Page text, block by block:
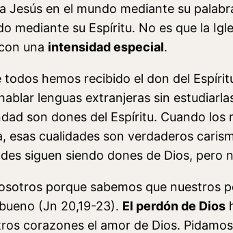
en el mundo mediante su
mediante su Espíritu. No es que la
una intensidad especial.
todos hemos recibido el don del
lenguas extranjeras sin
son dones del Espíritu. Cuando
cualidades son verdaderos
siguen siendo dones de Dios, pero
porque sabemos que nuestros
(Jn 20,19-23). El perdón de Dios
corazones el amor de Dios.